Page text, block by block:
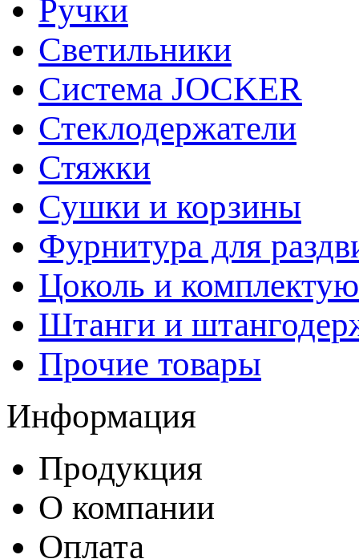
Ручки
Светильники
Система JOCKER
Стеклодержатели
Стяжки
Сушки и корзины
Фурнитура для
Цоколь и
Штанги и
Прочие товары
Информация
Продукция
О компании
Оплата